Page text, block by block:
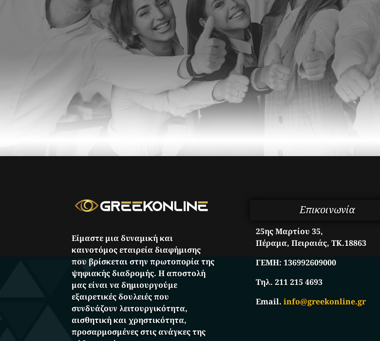
Είμαστε μια δυναμική και
καινοτόμος εταιρεία διαφήμισης
που βρίσκεται στην πρωτοπορία της
ψηφιακής διαδρομής. Η αποστολή
μας είναι να δημιουργούμε
εξαιρετικές δουλειές που
συνδυάζουν λειτουργικότητα,
αισθητική και χρηστικότητα,
προσαρμοσμένες στις ανάγκες της
Επικοινωνία
25ης Μαρτίου 35,
Πέραμα, Πειραιάς, ΤΚ.18863
ΓΕΜΗ:136992609000
Τηλ. 211 215 4693
Email.info@greekonline.gr